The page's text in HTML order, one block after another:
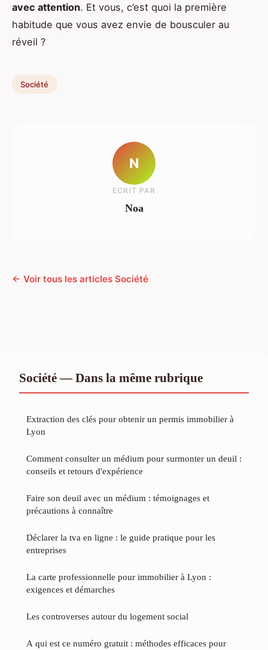
avec attention. Et vous, c’est quoi la première
habitude que vous avez envie de bousculer au
réveil ?
Société
N
ECRIT PAR
Noa
← Voir tous les articles Société
Société — Dans la même rubrique
Extraction des clés pour obtenir un permis immobilier à
Lyon
Comment consulter un médium pour surmonter un deuil :
conseils et retours d'expérience
Faire son deuil avec un médium : témoignages et
précautions à connaître
Déclarer la tva en ligne : le guide pratique pour les
entreprises
La carte professionnelle pour immobilier à Lyon :
exigences et démarches
Les controverses autour du logement social
A qui est ce numéro gratuit : méthodes efficaces pour